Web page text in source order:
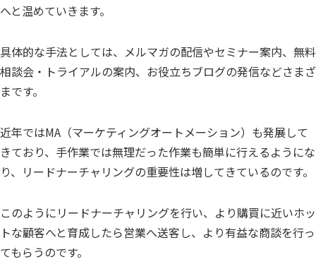
へと温めていきます。
具体的な手法としては、メルマガの配信やセミナー案内、無料
相談会・トライアルの案内、お役立ちブログの発信などさまざ
まです。
近年ではMA（マーケティングオートメーション）も発展して
きており、手作業では無理だった作業も簡単に行えるようにな
り、リードナーチャリングの重要性は増してきているのです。
このようにリードナーチャリングを行い、より購買に近いホッ
トな顧客へと育成したら営業へ送客し、より有益な商談を行っ
てもらうのです。